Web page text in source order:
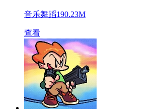
音乐舞蹈190.23M
查看